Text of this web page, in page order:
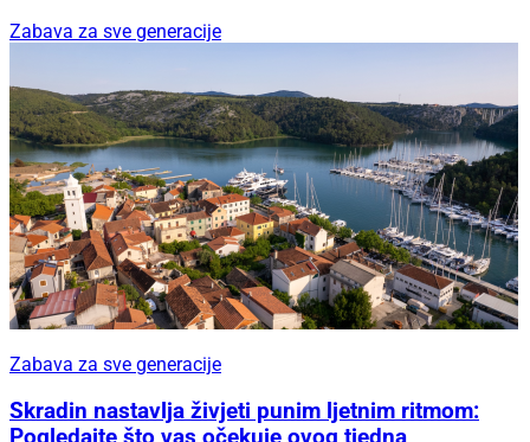
Zabava za sve generacije
Zabava za sve generacije
Skradin nastavlja živjeti punim ljetnim ritmom: